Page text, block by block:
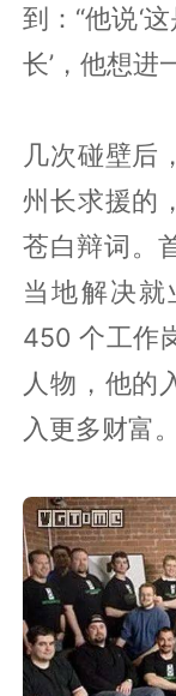
到：“他说‘
长’，他想进
几次碰壁后
州长求援的
苍白辩词。
当地解决
450 个工作
人物，他的
入更多财富。